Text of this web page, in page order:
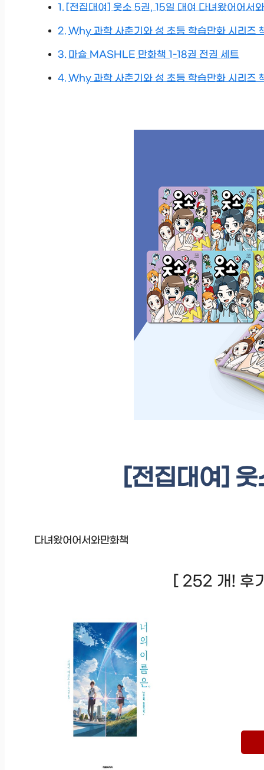
[전집대여] 웃소 5권, 15일 대여 다녀왔어어서
Why 과학 사춘기와 성 초등 학습만화 시리즈
마슐 MASHLE 만화책 1-18권 전권 세트
Why 과학 사춘기와 성 초등 학습만화 시리즈
[전집대여]
다녀왔어어서와만화책
[ 252 개! 후